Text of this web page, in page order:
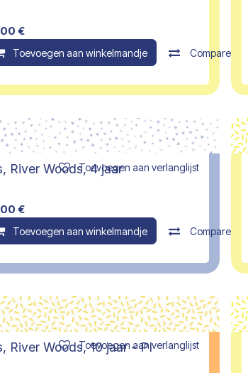
€
Toevoegen aan winkelmandje Compare
River Woods, 4 jaar
€
Toevoegen aan winkelmandje Compare
Toevoegen aan verlanglijst
River Woods, 10 jaar - PI
Toevoegen aan verlanglijst